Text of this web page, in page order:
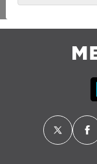
interés legítimo,
datos en cualquier
Nosotros y
Almacenar la
ella, uso de datos
perfiles para
perfil para
selección de